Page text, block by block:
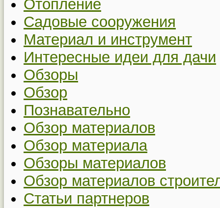
Отопление
Садовые сооружения
Материал и инструмент
Интересные идеи для дачи
Обзоры
Обзор
Познавательно
Обзор материалов
Обзор материала
Обзоры материалов
Обзор материалов
Статьи партнеров